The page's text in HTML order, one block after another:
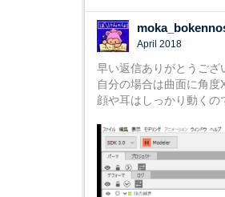
April 2018
早い返信ありがとうござ
自分の場合は曲面に角度
顔や耳はしっかり動くの